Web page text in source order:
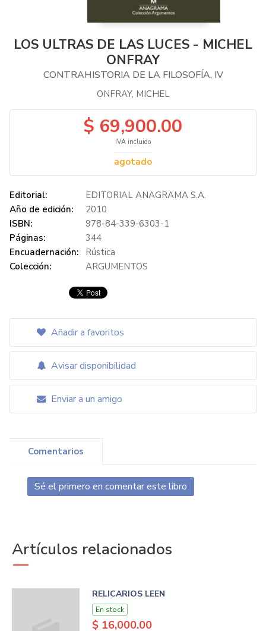
LOS ULTRAS DE LAS LUCES - MICHEL
ONFRAY
CONTRAHISTORIA DE LA FILOSOFÍA, IV
ONFRAY, MICHEL
$ 69,900.00
IVA incluido
agotado
Editorial:
EDITORIAL ANAGRAMA S.A.
Año de edición:
2010
ISBN:
978-84-339-6303-1
Páginas:
344
Encuadernación:
Rústica
Colección:
ARGUMENTOS
Añadir a favoritos
Avisar disponibilidad
Enviar a un amigo
Comentarios
Sé el primero en comentar este libro
Artículos relacionados
RELICARIOS LEEN
En stock
$ 16,000.00